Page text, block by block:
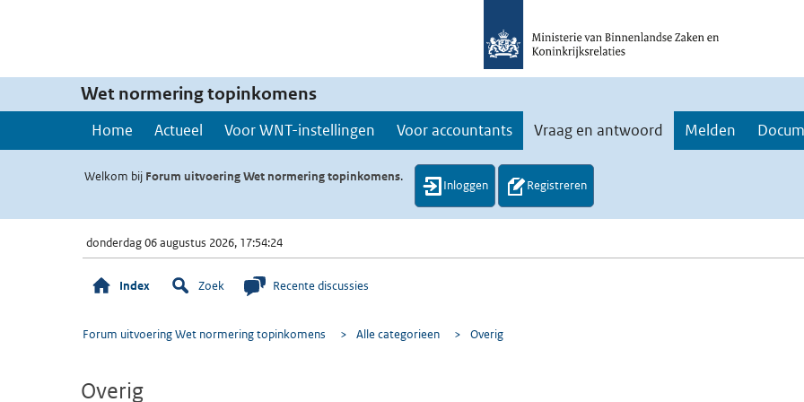
Wet normering topinkomens
Home Actueel Voor WNT-instellingen Voor accountants Vraag en antwoord Melden
Welkom bij Forum uitvoering Wet normering topinkomens.
Inloggen Registreren
donderdag 06 augustus 2026, 17:54:24
Index Zoek Recente discussies
Forum uitvoering Wet normering topinkomens > Alle categorieen > Overig
Overig